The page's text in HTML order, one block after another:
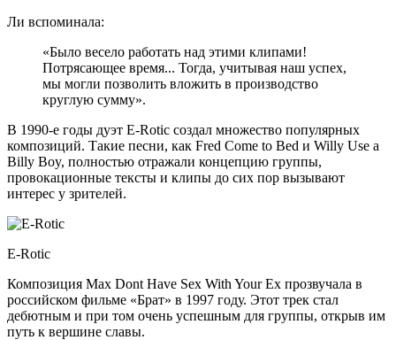
Ли вспоминала:
«Было весело работать над этими клипами!
Потрясающее время... Тогда, учитывая наш успех,
мы могли позволить вложить в производство
круглую сумму».
В 1990-е годы дуэт E-Rotic создал множество популярных
композиций. Такие песни, как Fred Come to Bed и Willy Use a
Billy Boy, полностью отражали концепцию группы,
провокационные тексты и клипы до сих пор вызывают
интерес у зрителей.
E-Rotic
Композиция Max Dont Have Sex With Your Ex прозвучала в
российском фильме «Брат» в 1997 году. Этот трек стал
дебютным и при том очень успешным для группы, открыв им
путь к вершине славы.